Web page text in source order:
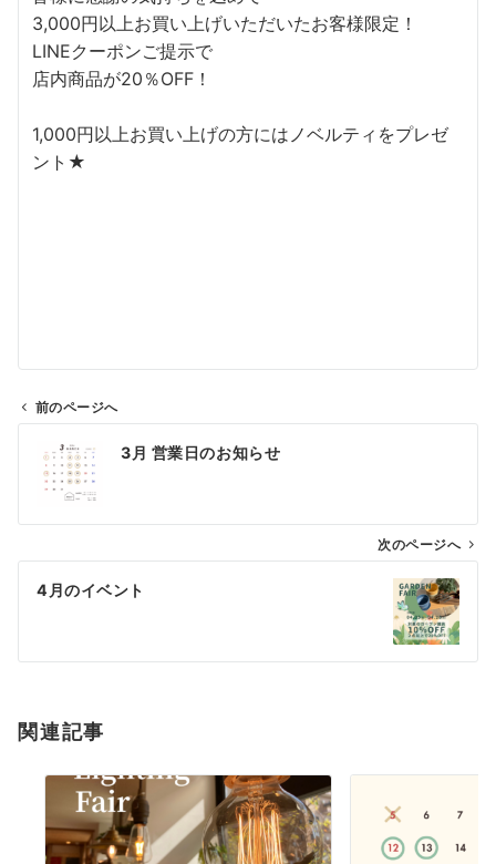
3,000円以上お買い上げいただいたお客様限定！
LINEクーポンご提示で
店内商品が20％OFF！
1,000円以上お買い上げの方にはノベルティをプレゼ
ント★
ン
前のページへ
3月 営業日のお知らせ
次のページへ
4月のイベント
関連記事